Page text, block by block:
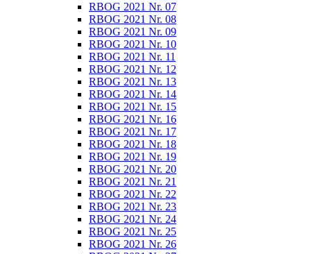
RBOG 2021 Nr. 07
RBOG 2021 Nr. 08
RBOG 2021 Nr. 09
RBOG 2021 Nr. 10
RBOG 2021 Nr. 11
RBOG 2021 Nr. 12
RBOG 2021 Nr. 13
RBOG 2021 Nr. 14
RBOG 2021 Nr. 15
RBOG 2021 Nr. 16
RBOG 2021 Nr. 17
RBOG 2021 Nr. 18
RBOG 2021 Nr. 19
RBOG 2021 Nr. 20
RBOG 2021 Nr. 21
RBOG 2021 Nr. 22
RBOG 2021 Nr. 23
RBOG 2021 Nr. 24
RBOG 2021 Nr. 25
RBOG 2021 Nr. 26